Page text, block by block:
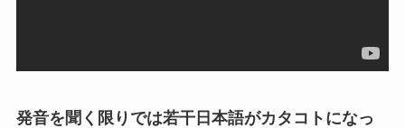
発音を聞く限りでは若干日本語がカタコトになっ